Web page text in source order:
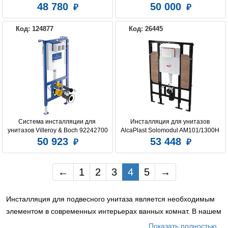
514802 угловая
48 780
AC0107MB для подвесного
50 000
Код: 124877
Система инсталляции для
унитазов Villeroy & Boch 92242700
50 923
Код: 26445
Инсталляция для унитазов
AlcaPlast Solomodul AM101/1300H
для людей с ограниченными
53 448
← 1 2 3 4 5 →
Инсталляция для подвесного унитаза является необходимым
элементом в современных интерьерах ванных комнат. В нашем
интернет магазине представлены основные моделиПоказать полностью